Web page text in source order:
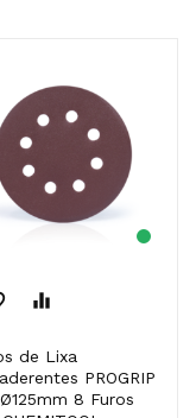
equalizer
PROGRIP
8 Furos